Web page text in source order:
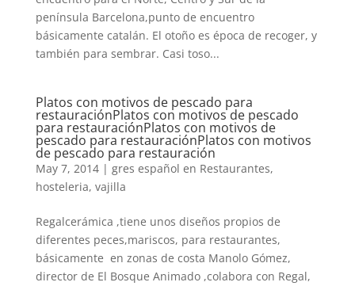
península Barcelona,punto de encuentro
básicamente catalán. El otoño es época de recoger, y
también para sembrar. Casi toso...
Platos con motivos de pescado para
restauraciónPlatos con motivos de pescado
para restauraciónPlatos con motivos de
pescado para restauraciónPlatos con motivos
de pescado para restauración
May 7, 2014| gres español en Restaurantes,
hosteleria, vajilla
Regalcerámica ,tiene unos diseños propios de
diferentes peces,mariscos, para restaurantes,
básicamente en zonas de costa Manolo Gómez,
director de El Bosque Animado ,colabora con Regal,